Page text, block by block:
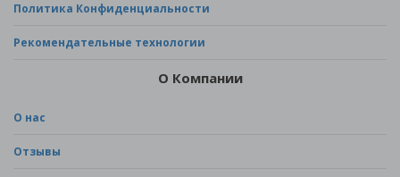
Политика Конфиденциальности
Рекомендательные технологии
О Компании
О нас
Отзывы